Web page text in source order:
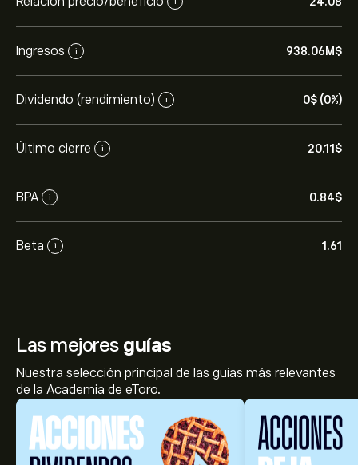
Ingresos i 938.06M‎$‎
Dividendo (rendimiento) i 0‎$‎ (0%)
Último cierre i 20.11‎$‎
BPA i 0.84‎$‎
Beta i 1.61
Las mejores guías
Nuestra selección principal de las guías más relevantes
de la Academia de eToro.